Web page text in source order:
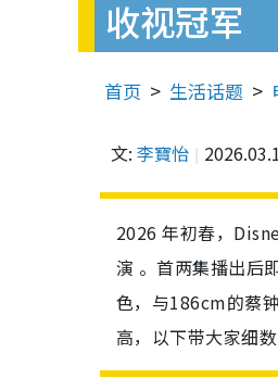
收视冠军
首页 生活话题
文: 李寶怡
2026 年初春，
演 。首两集播出后
色，与186cm的蔡
高，以下带大家细